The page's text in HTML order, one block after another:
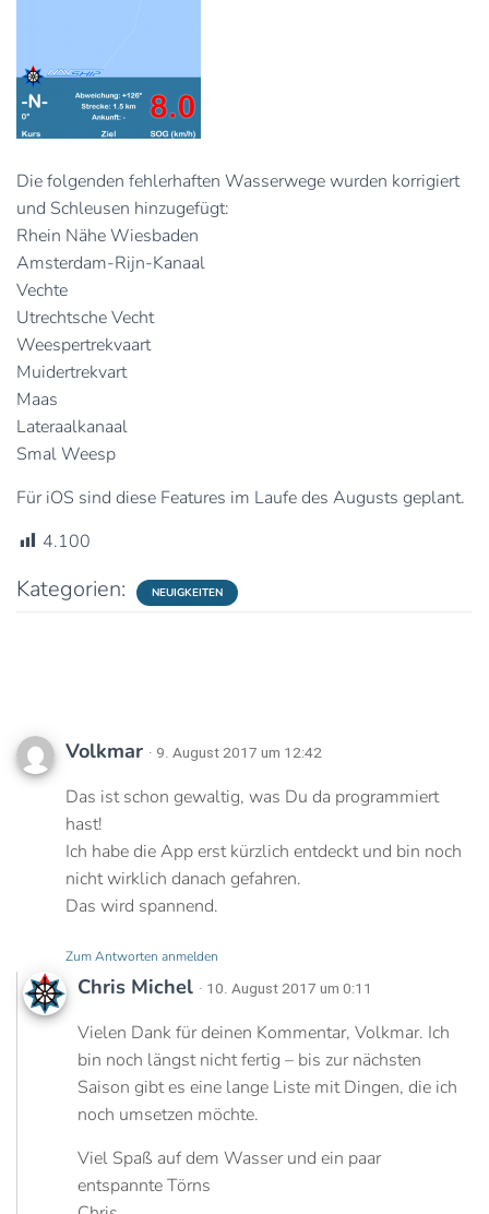
Die folgenden fehlerhaften Wasserwege wurden korrigiert
und Schleusen hinzugefügt:
Rhein Nähe Wiesbaden
Amsterdam-Rijn-Kanaal
Vechte
Utrechtsche Vecht
Weespertrekvaart
Muidertrekvart
Maas
Lateraalkanaal
Smal Weesp
Für iOS sind diese Features im Laufe des Augusts geplant.
4.100
Kategorien: NEUIGKEITEN
Volkmar · 9. August 2017 um 12:42
Das ist schon gewaltig, was Du da programmiert
hast!
Ich habe die App erst kürzlich entdeckt und bin noch
nicht wirklich danach gefahren.
Das wird spannend.
Zum Antworten anmelden
Chris Michel · 10. August 2017 um 0:11
Vielen Dank für deinen Kommentar, Volkmar. Ich
bin noch längst nicht fertig – bis zur nächsten
Saison gibt es eine lange Liste mit Dingen, die ich
noch umsetzen möchte.
Viel Spaß auf dem Wasser und ein paar
entspannte Törns